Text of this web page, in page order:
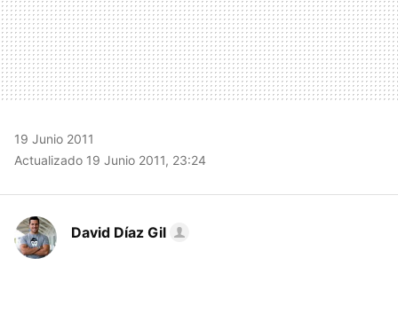
19 Junio 2011
Actualizado 19 Junio 2011, 23:24
David Díaz Gil